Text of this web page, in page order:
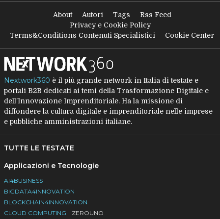
About Autori Tags
Rss Feed
Privacy e Cookie Policy
Terms&Conditions Contenuti Specialistici
Cookie Center
Nextwork360 è il più grande network in Italia di testate e
portali B2B dedicati ai temi della Trasformazione Digitale e
dell’Innovazione Imprenditoriale. Ha la missione di
diffondere la cultura digitale e imprenditoriale nelle imprese
e pubbliche amministrazioni italiane.
TUTTE LE TESTATE
Applicazioni e Tecnologie
AI4BUSINESS
BIGDATA4INNOVATION
BLOCKCHAIN4INNOVATION
CLOUD COMPUTING
ZEROUNO